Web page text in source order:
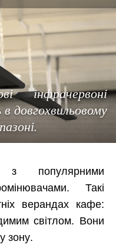
інфрачервоні
довгохвильовому
популярними
Такі
верандах кафе:
світлом. Вони
зону.